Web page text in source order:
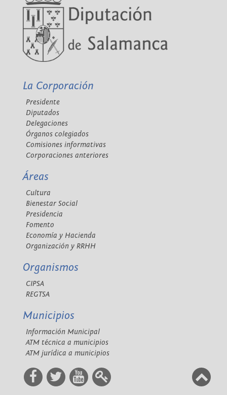
La Corporación
Presidente
Diputados
Delegaciones
Órganos colegiados
Comisiones informativas
Corporaciones anteriores
Áreas
Cultura
Bienestar Social
Presidencia
Fomento
Economía y Hacienda
Organización y RRHH
Organismos
CIPSA
REGTSA
Municipios
Información Municipal
ATM técnica a municipios
ATM jurídica a municipios